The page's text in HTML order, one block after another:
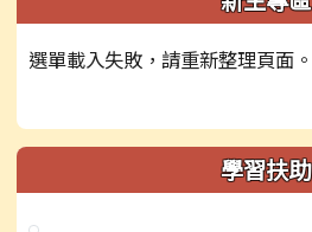
選單載入失敗，請重新整理頁面。
學習扶助